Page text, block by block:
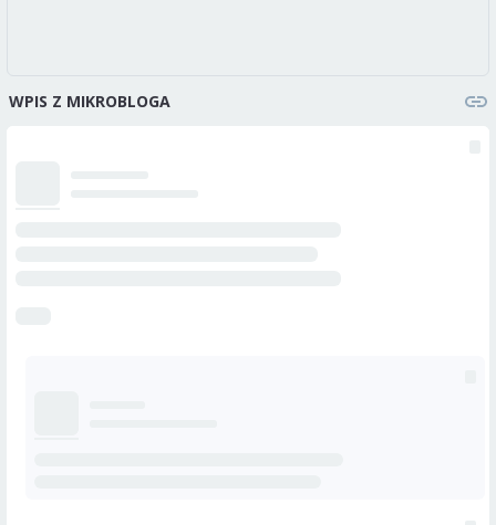
WPIS Z MIKROBLOGA